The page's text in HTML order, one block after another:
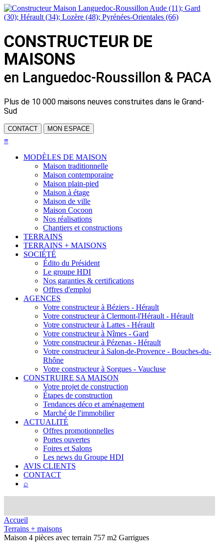
CONSTRUCTEUR DE
MAISONS
en Languedoc-Roussillon & PACA
Plus de 10 000 maisons neuves construites dans le Grand-
Sud
CONTACT MON ESPACE
≡
MODÈLES DE MAISON
Maison traditionnelle
Maison contemporaine
Maison plain-pied
Maison à étage
Maison de ville
Maison Cocoon
Nos réalisations
Chantiers et constructions
TERRAINS
TERRAINS + MAISONS
SOCIÉTÉ
Édito du Président
Le groupe HDI
Nos garanties & certifications
Offres d'emploi
AGENCES
Votre constructeur à Béziers - Hérault
Votre constructeur à Clermont-l'Hérault - Hérault
Votre constructeur à Lattes - Hérault
Votre constructeur à Nîmes - Gard
Votre constructeur à Pézenas - Hérault
Votre constructeur à Salon-de-Provence - Bouches-du-
Rhône
Votre constructeur à Sorgues - Vaucluse
CONSTRUIRE SA MAISON
Votre projet de construction
Étapes de construction
Tendances déco et aménagement
Marché de l'immobilier
ACTUALITÉ
Offres promotionnelles
Portes ouvertes
Foires et Salons
Les news du Groupe HDI
AVIS CLIENTS
CONTACT
⌕
Accueil
Terrains + maisons
Maison 4 pièces avec terrain 757 m2 Garrigues